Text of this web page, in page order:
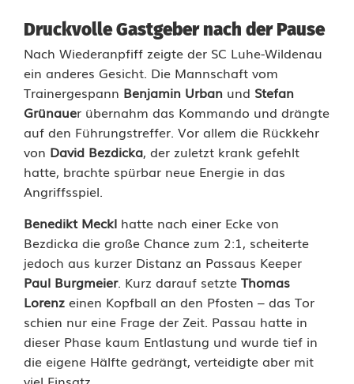
c
h
s
p
i
e
l
z
e
i
t
–
Druckvolle Gastgeber nach der Pause
Nach Wiederanpfiff zeigte der SC Luhe-Wildenau
ein anderes Gesicht. Die Mannschaft vom
Trainergespann Benjamin Urban und Stefan
Grünauer übernahm das Kommando und drängte
auf den Führungstreffer. Vor allem die Rückkehr
von David Bezdicka, der zuletzt krank gefehlt
hatte, brachte spürbar neue Energie in das
Angriffsspiel.
Benedikt Meckl hatte nach einer Ecke von
Bezdicka die große Chance zum 2:1, scheiterte
jedoch aus kurzer Distanz an Passaus Keeper
Paul Burgmeier. Kurz darauf setzte Thomas
Lorenz einen Kopfball an den Pfosten – das Tor
schien nur eine Frage der Zeit. Passau hatte in
dieser Phase kaum Entlastung und wurde tief in
die eigene Hälfte gedrängt, verteidigte aber mit